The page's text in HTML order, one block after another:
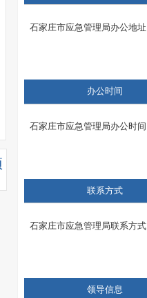
石家庄市应急管理局办公地址
办公时间
石家庄市应急管理局办公时间
联系方式
石家庄市应急管理局联系方式
领导信息